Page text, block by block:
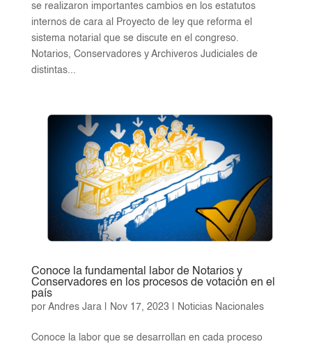
se realizaron importantes cambios en los estatutos
internos de cara al Proyecto de ley que reforma el
sistema notarial que se discute en el congreso.
Notarios, Conservadores y Archiveros Judiciales de
distintas...
Conoce la fundamental labor de Notarios y
Conservadores en los procesos de votación en el
país
por Andres Jara Nov 17, 2023 Noticias Nacionales
Conoce la labor que se desarrollan en cada proceso